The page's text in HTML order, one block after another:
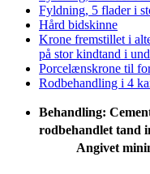
Fyldning, 5 flader i
Hård bidskinne
Krone fremstillet i
på stor kindtand i
Porcelænskrone til
Rodbehandling i 4
Behandling:
rodbehandlet tand
Angivet